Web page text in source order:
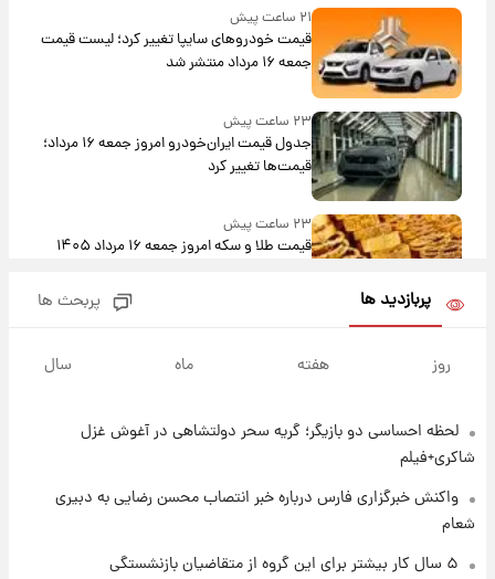
۲۱ ساعت پیش
قیمت خودروهای سایپا تغییر کرد؛ لیست قیمت
جمعه ۱۶ مرداد منتشر شد
۲۳ ساعت پیش
جدول قیمت ایران‌خودرو امروز جمعه ۱۶ مرداد؛
قیمت‌ها تغییر کرد
۲۳ ساعت پیش
قیمت طلا و سکه امروز جمعه ۱۶ مرداد ۱۴۰۵
درباره وضعیت او چه گفت؟
۱ روز پیش
گران‌ترین خرید تاریخ رئال مادرید رونمایی شد
پربازدید ها پربحث ها
روز هفته ماه سال
لحظه احساسی دو بازیگر؛ گریه سحر دولتشاهی در آغوش غزل
شاکری+فیلم
واکنش خبرگزاری فارس درباره خبر انتصاب محسن رضایی به دبیری
شعام
۵ سال کار بیشتر برای این گروه از متقاضیان بازنشستگی